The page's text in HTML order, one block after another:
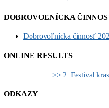
DOBROVOĽNÍCKA
Dobrovoľnícka činnosť
ONLINE RESULTS
>> 2. Festival
ODKAZY